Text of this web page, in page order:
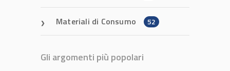
Materiali di Consumo 52
Gli argomenti più popolari